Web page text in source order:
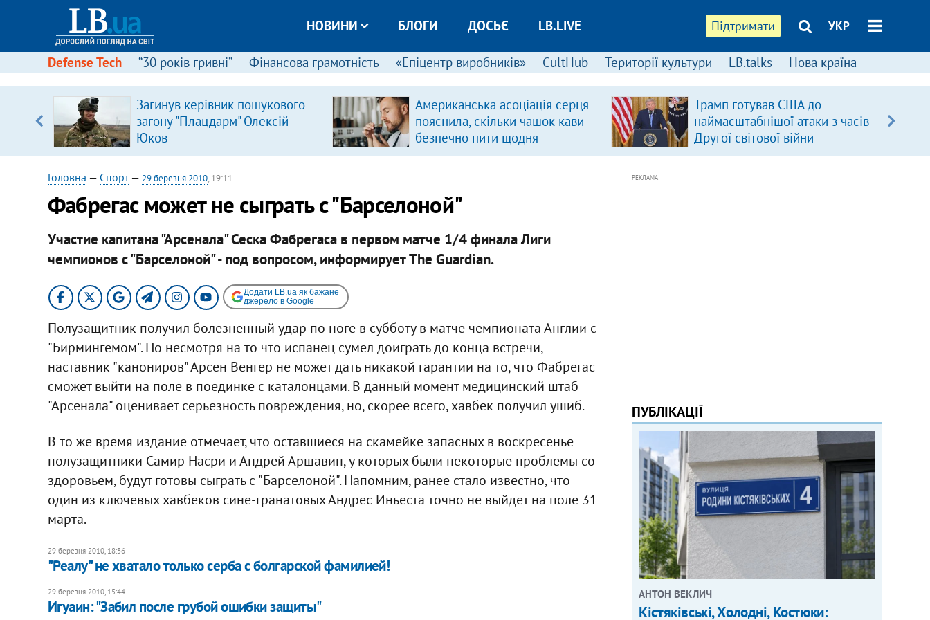
Підтримати УКР
НОВИНИ БЛОГИ ДОСЬЄ LB.LIVE
Defense Tech “30 років гривні” Фінансова грамотність «Епіцентр виробників» CultHub Території культури LB.talks Нова країна
Загинув керівник пошукового
загону "Плацдарм" Олексій
Юков
Американська асоціація серця
пояснила, скільки чашок кави
безпечно пити щодня
Трамп готував США до
наймасштабнішої атаки з часів
Другої світової війни
Головна — Спорт— 29 березня 2010, 19:11
Фабрегас может не сыграть с "Барселоной"
Участие капитана "Арсенала" Сеска Фабрегаса в первом матче 1/4 финала Лиги
чемпионов с "Барселоной" - под вопросом, информирует The Guardian.
Додати LB.ua як бажане
джерело в Google
Полузащитник получил болезненный удар по ноге в субботу в матче чемпионата Англии с
"Бирмингемом". Но несмотря на то что испанец сумел доиграть до конца встречи,
наставник "канониров" Арсен Венгер не может дать никакой гарантии на то, что Фабрегас
сможет выйти на поле в поединке с каталонцами. В данный момент медицинский штаб
"Арсенала" оценивает серьезность повреждения, но, скорее всего, хавбек получил ушиб.
В то же время издание отмечает, что оставшиеся на скамейке запасных в воскресенье
полузащитники Самир Насри и Андрей Аршавин, у которых были некоторые проблемы со
здоровьем, будут готовы сыграть с "Барселоной". Напомним, ранее стало известно, что
один из ключевых хавбеков сине-гранатовых Андрес Иньеста точно не выйдет на поле 31
марта.
29 березня 2010, 18:36
"Реалу" не хватало только серба с болгарской фамилией!
29 березня 2010, 15:44
Игуаин: "Забил после грубой ошибки защиты"
РЕКЛАМА
ПУБЛІКАЦІЇ
АНТОН ВЕКЛИЧ
Кістяківські, Холодні, Костюки: